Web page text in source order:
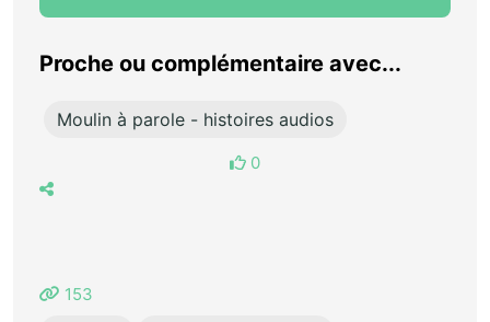
Proche ou complémentaire avec...
Moulin à parole - histoires audios
0
153